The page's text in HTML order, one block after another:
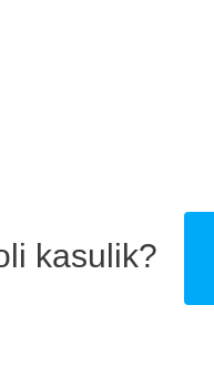
kasulik?